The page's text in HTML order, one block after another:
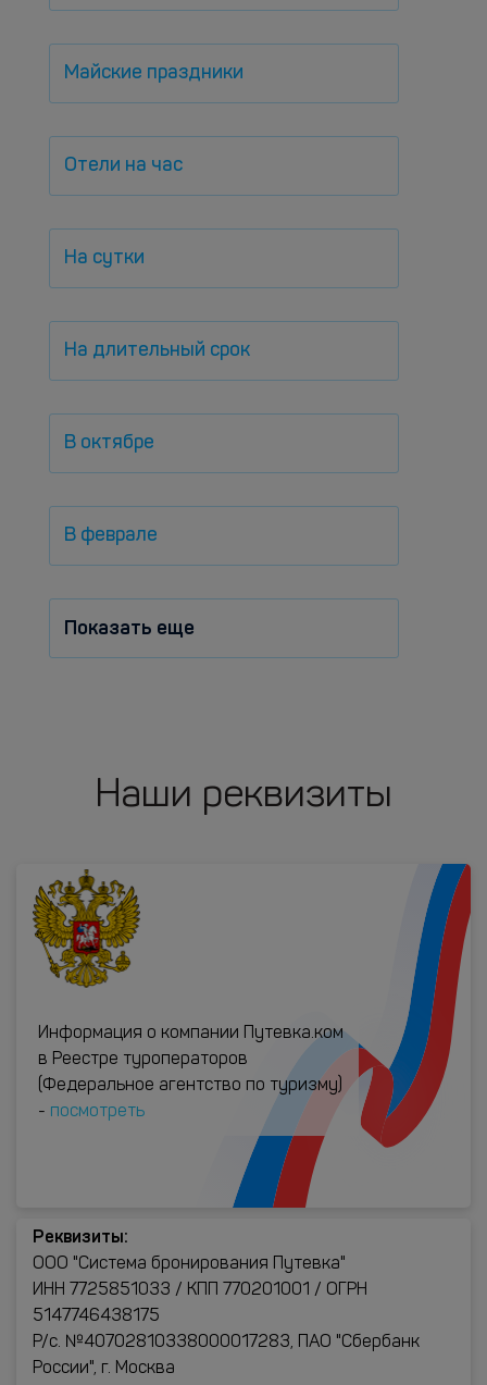
Майские праздники
Отели на час
На сутки
На длительный срок
В октябре
В феврале
Показать еще
Наши реквизиты
Информация о компании Путевка.ком
в Реестре туроператоров
(Федеральное агентство по туризму)
- посмотреть
Реквизиты:
ООО "Система бронирования Путевка"
ИНН 7725851033 / КПП 770201001 / ОГРН
5147746438175
Р/с. №40702810338000017283, ПАО "Сбербанк
России", г. Москва